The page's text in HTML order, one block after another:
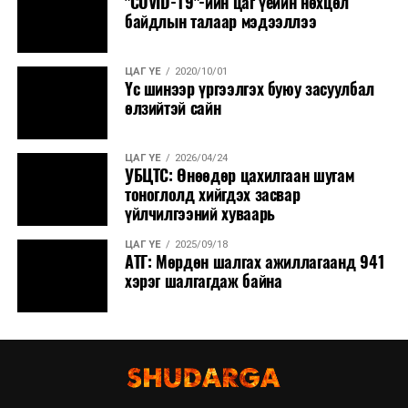
байдлын талаар мэдээллээ
ЦАГ ҮЕ 2020/10/01
Үс шинээр үргээлгэх буюу засуулбал
өлзийтэй сайн
ЦАГ ҮЕ 2026/04/24
УБЦТС: Өнөөдөр цахилгаан шугам
тоноглолд хийгдэх засвар
үйлчилгээний хуваарь
ЦАГ ҮЕ 2025/09/18
АТГ: Мөрдөн шалгах ажиллагаанд 941
хэрэг шалгагдаж байна